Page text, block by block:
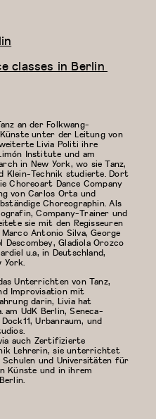
classes in Berlin
an der Folkwang-
unter der Leitung von
Livia Politi ihre
Institute und am
in New York, wo sie Tanz,
Klein-Technik studierte. Dort
Choreoart Dance Company
von Carlos Orta und
Choreographin. Als
Company-Trainer und
sie mit den Regisseuren
Antonio Silva, George
Descombey, Gladiola Orozco
u.a, in Deutschland,
York.
Unterrichten von Tanz,
Improvisation mit
darin, Livia hat
UdK Berlin, Seneca-
Urbanraum, und
auch Zertifizierte
Lehrerin, sie unterrichtet
Schulen und Universitäten für
Künste und in ihrem